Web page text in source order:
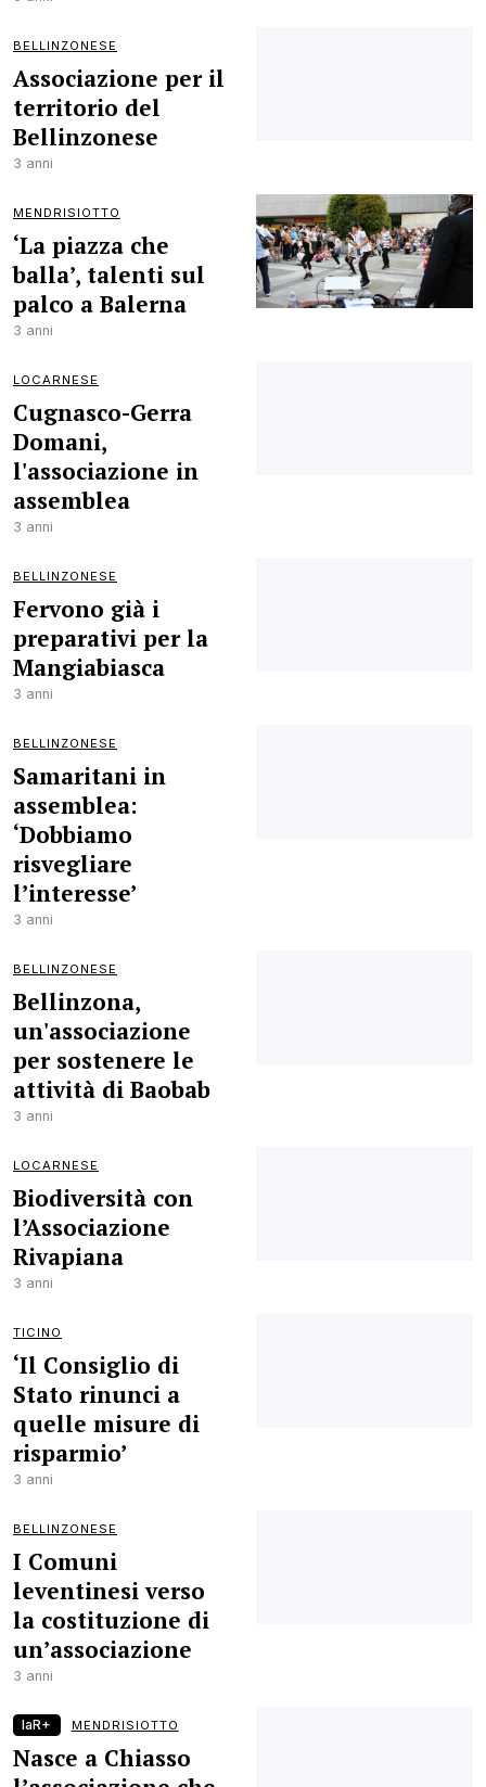
BELLINZONESE
Associazione per il
territorio del
Bellinzonese
3 anni
MENDRISIOTTO
‘La piazza che
balla’, talenti sul
palco a Balerna
3 anni
LOCARNESE
Cugnasco-Gerra
Domani,
l'associazione in
assemblea
3 anni
BELLINZONESE
Fervono già i
preparativi per la
Mangiabiasca
3 anni
BELLINZONESE
Samaritani in
assemblea:
‘Dobbiamo
risvegliare
l’interesse’
3 anni
BELLINZONESE
Bellinzona,
un'associazione
per sostenere le
attività di Baobab
3 anni
LOCARNESE
Biodiversità con
l’Associazione
Rivapiana
3 anni
TICINO
‘Il Consiglio di
Stato rinunci a
quelle misure di
risparmio’
3 anni
BELLINZONESE
I Comuni
leventinesi verso
la costituzione di
un’associazione
3 anni
laR+ MENDRISIOTTO
Nasce a Chiasso